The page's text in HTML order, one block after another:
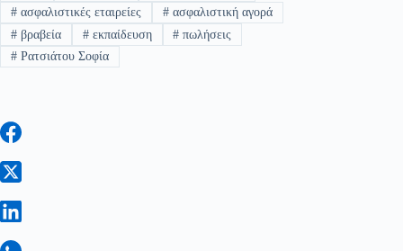
#ασφαλιστικές εταιρείες #ασφαλιστική αγορά
#βραβεία #εκπαίδευση # πωλήσεις
#Ρατσιάτου Σοφία